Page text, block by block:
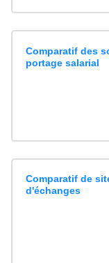
Comparatif des
portage salarial
Comparatif de
d'échanges